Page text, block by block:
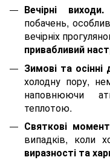
Вечірні виходи.
побачень,
вечірніх
привабливий
Зимові та осінні
холодну пору,
наповнюючи
теплотою.
Святкові
випадків, коли
виразності та